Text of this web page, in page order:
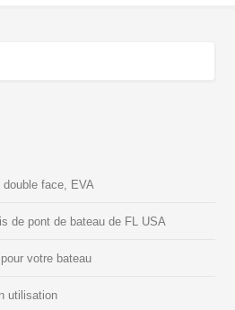
face, EVA
de pont de bateau de FL USA
votre bateau
utilisation